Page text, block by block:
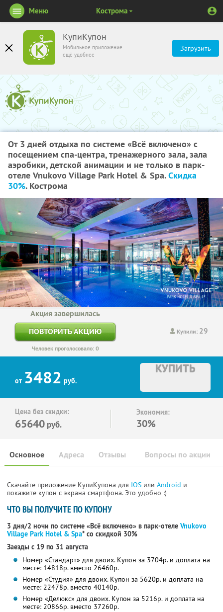
КупиКупон
Мобильное приложение
ещё удобнее
Загрузить
Меню Кострома
От 3 дней отдыха по системе «Всё включено» с
посещением спа-центра, тренажерного зала, зала
аэробики, детской анимации и не только в парк-
отеле Vnukovo Village Park Hotel & Spa.Скидка
30%. Кострома
Купили: 29
Акция завершилась
ПОВТОРИТЬ АКЦИЮ
Человек проголосовало: 0
от 3482 руб.
КУПИТЬ
Цена без скидки:
65640 руб.
Экономия:
30%
Основное Отзывы Вопросы по акции
Адреса
Скачайте приложение КупиКупона для IOS или Android и
покажите купон с экрана смартфона. Это удобно :)
ЧТО ВЫ ПОЛУЧИТЕ ПО КУПОНУ
3 дня/2 ночи по системе «Всё включено» в парк-отеле Vnukovo
Village Park Hotel & Spa* со скидкой 30%
Заезды с 19 по 31 августа
Номер «Стандарт» для двоих. Купон за 3704р. и доплата на
месте: 14818р. вместо 26460р.
Номер «Студия» для двоих. Купон за 5620р. и доплата на
месте: 22478р. вместо 40140р.
Номер «Делюкс» для двоих. Купон за 5216р. и доплата на
месте: 20866р. вместо 37260р.